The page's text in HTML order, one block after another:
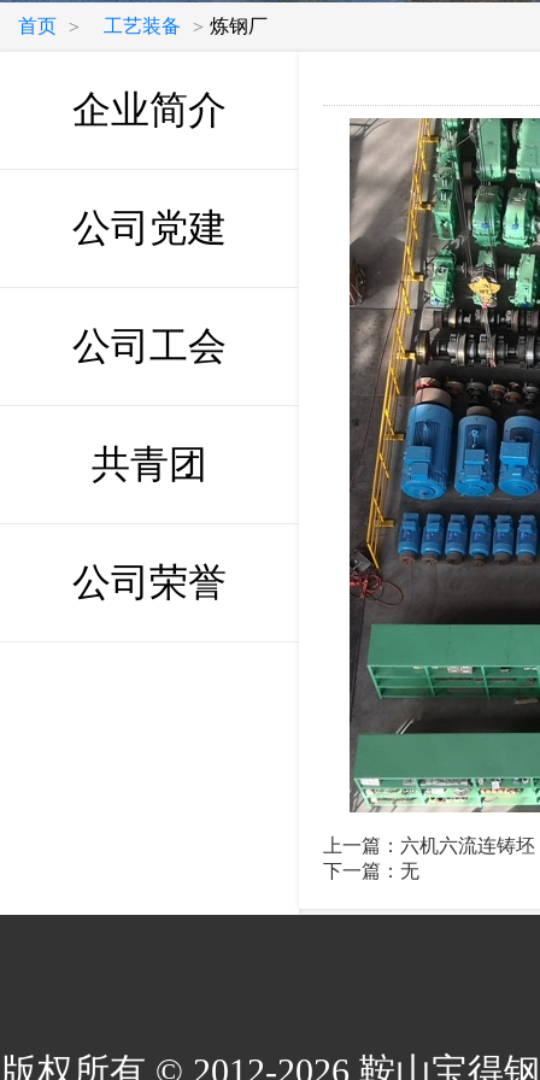
首页 > 工艺装备 > 炼钢厂
企业简介
公司党建
公司工会
共青团
公司荣誉
上一篇： 六机六流连铸坯
下一篇：无
版权所有 © 2012-2026 鞍山宝得钢